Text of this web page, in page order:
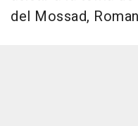
del Mossad,